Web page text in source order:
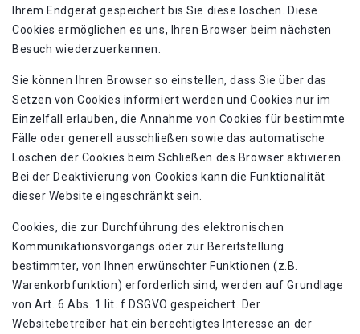
Ihrem Endgerät gespeichert bis Sie diese löschen. Diese
Cookies ermöglichen es uns, Ihren Browser beim nächsten
Besuch wiederzuerkennen.
Sie können Ihren Browser so einstellen, dass Sie über das
Setzen von Cookies informiert werden und Cookies nur im
Einzelfall erlauben, die Annahme von Cookies für bestimmte
Fälle oder generell ausschließen sowie das automatische
Löschen der Cookies beim Schließen des Browser aktivieren.
Bei der Deaktivierung von Cookies kann die Funktionalität
dieser Website eingeschränkt sein.
Cookies, die zur Durchführung des elektronischen
Kommunikationsvorgangs oder zur Bereitstellung
bestimmter, von Ihnen erwünschter Funktionen (z.B.
Warenkorbfunktion) erforderlich sind, werden auf Grundlage
von Art. 6 Abs. 1 lit. f DSGVO gespeichert. Der
Websitebetreiber hat ein berechtigtes Interesse an der